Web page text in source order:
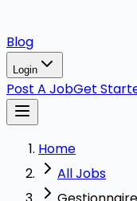
Blog
Login
Post A JobGet
Home
All Jobs